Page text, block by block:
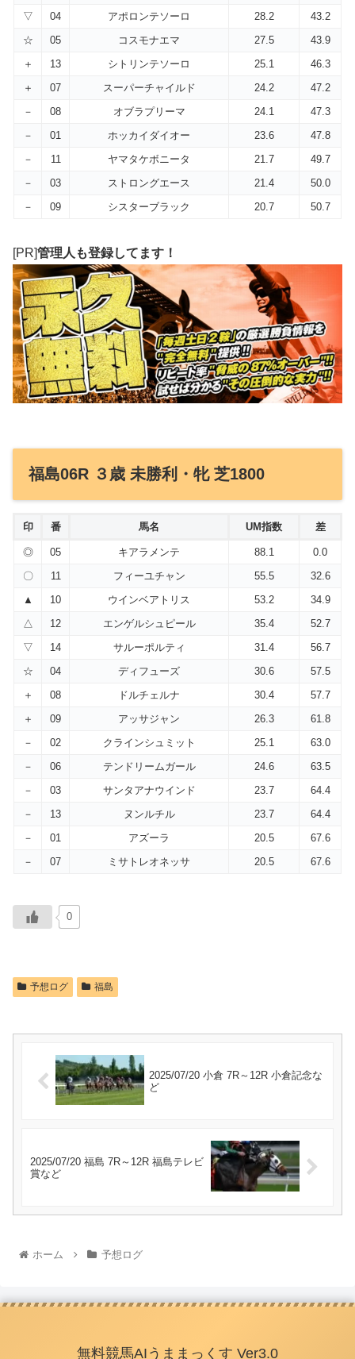
▽
04 アポロンテソーロ 28.2
43.2
☆
05 コスモナエマ 27.5
43.9
＋
13 シトリンテソーロ 25.1
46.3
＋
07 スーパーチャイルド 24.2
47.2
－
08 オブラプリーマ 24.1
47.3
－
01 ホッカイダイオー 23.6
47.8
－
11 ヤマタケボニータ 21.7
49.7
－
03 ストロングエース 21.4
50.0
－
09 シスターブラック 20.7 50.7
[PR]管理人も登録してます！
福島06R ３歳 未勝利・牝 芝1800
印 番 馬名 UM指数 差
◎ 05 キアラメンテ 88.1
0.0
〇
11 フィーユチャン 55.5
32.6
▲
10 ウインベアトリス 53.2
34.9
△
12 エンゲルシュピール 35.4
52.7
▽
14 サルーポルティ 31.4
56.7
☆
04 ディフューズ 30.6
57.5
＋
08 ドルチェルナ 30.4
57.7
＋
09 アッサジャン 26.3
61.8
－
02 クラインシュミット 25.1
63.0
－
06 テンドリームガール 24.6
63.5
－
03 サンタアナウインド 23.7
64.4
－
13 ヌンルチル 23.7
64.4
－
01 アズーラ 20.5
67.6
－
07 ミサトレオネッサ 20.5 67.6
0
予想ログ 福島
2025/07/20 小倉 7R～12R 小倉記念な
ど
2025/07/20 福島 7R～12R 福島テレビ
賞など
ホーム 予想ログ
無料競馬AIうままっくす Ver3.0